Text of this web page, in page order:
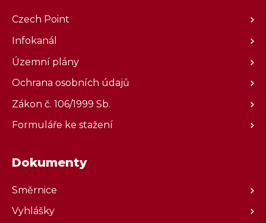
Czech Point
Infokanál
Územní plány
Ochrana osobních údajů
Zákon č. 106/1999 Sb.
Formuláře ke stažení
Dokumenty
Směrnice
Vyhlášky